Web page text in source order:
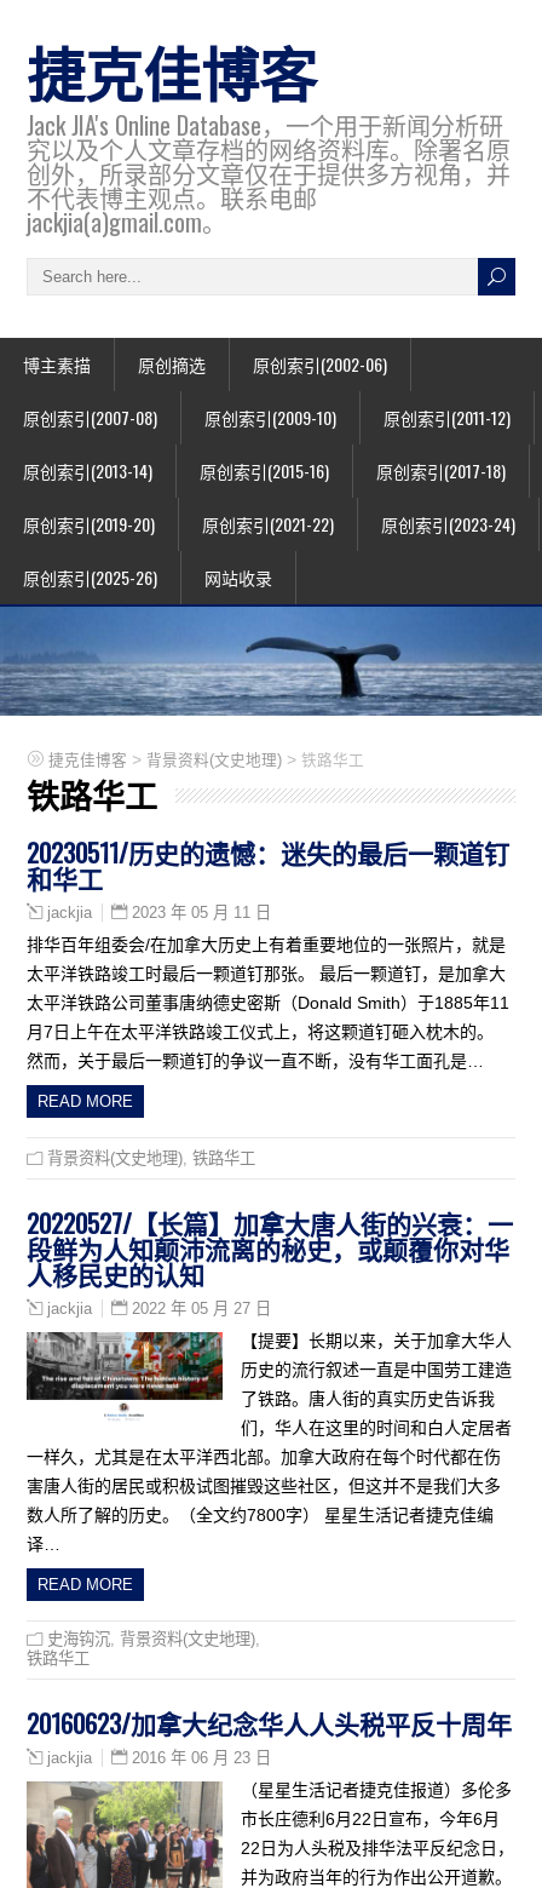
捷克佳博客
Jack JIA's Online Database，一个用于新闻分析研
究以及个人文章存档的网络资料库。除署名原
创外，所录部分文章仅在于提供多方视角，并
不代表博主观点。联系电邮
jackjia(a)gmail.com。
博主素描 原创摘选 原创索引(2002-06)
原创索引(2007-08) 原创索引(2009-10) 原创索引(2011-12)
原创索引(2013-14) 原创索引(2015-16) 原创索引(2017-18)
原创索引(2019-20) 原创索引(2021-22) 原创索引(2023-24)
原创索引(2025-26) 网站收录
捷克佳博客 > 背景资料(文史地理) >铁路华工
铁路华工
20230511/历史的遗憾：迷失的最后一颗道钉
和华工
jackjia 2023 年 05 月 11 日
排华百年组委会/在加拿大历史上有着重要地位的一张照片，就是
太平洋铁路竣工时最后一颗道钉那张。 最后一颗道钉，是加拿大
太平洋铁路公司董事唐纳德史密斯（Donald Smith）于1885年11
月7日上午在太平洋铁路竣工仪式上，将这颗道钉砸入枕木的。
然而，关于最后一颗道钉的争议一直不断，没有华工面孔是…
READ MORE
背景资料(文史地理) ,铁路华工
20220527/【长篇】加拿大唐人街的兴衰：一
段鲜为人知颠沛流离的秘史，或颠覆你对华
人移民史的认知
jackjia 2022 年 05 月 27 日
【提要】长期以来，关于加拿大华人
历史的流行叙述一直是中国劳工建造
了铁路。唐人街的真实历史告诉我
们，华人在这里的时间和白人定居者
一样久，尤其是在太平洋西北部。加拿大政府在每个时代都在伤
害唐人街的居民或积极试图摧毁这些社区，但这并不是我们大多
数人所了解的历史。（全文约7800字） 星星生活记者捷克佳编
译…
READ MORE
史海钩沉 背景资料(文史地理)
铁路华工
20160623/加拿大纪念华人人头税平反十周年
jackjia 2016 年 06 月 23 日
（星星生活记者捷克佳报道）多伦多
市长庄德利6月22日宣布，今年6月
22日为人头税及排华法平反纪念日，
并为政府当年的行为作出公开道歉。